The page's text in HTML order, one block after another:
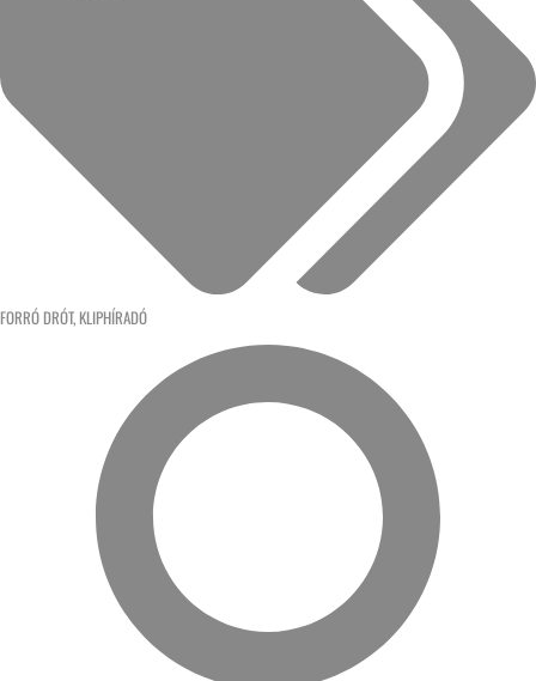
FORRÓ DRÓT, KLIPHÍRADÓ